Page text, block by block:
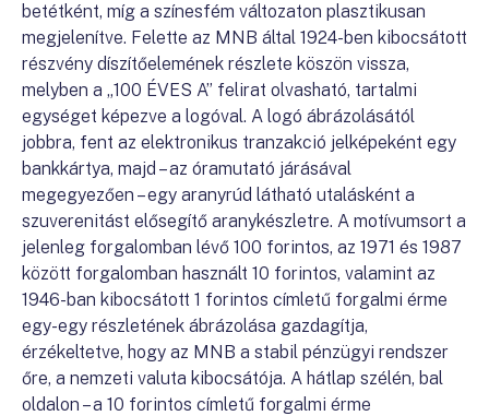
betétként, míg a színesfém változaton plasztikusan
megjelenítve. Felette az MNB által 1924-ben kibocsátott
részvény díszítőelemének részlete köszön vissza,
melyben a „100 ÉVES A” felirat olvasható, tartalmi
egységet képezve a logóval. A logó ábrázolásától
jobbra, fent az elektronikus tranzakció jelképeként egy
bankkártya, majd – az óramutató járásával
megegyezően – egy aranyrúd látható utalásként a
szuverenitást elősegítő aranykészletre. A motívumsort a
jelenleg forgalomban lévő 100 forintos, az 1971 és 1987
között forgalomban használt 10 forintos, valamint az
1946-ban kibocsátott 1 forintos címletű forgalmi érme
egy-egy részletének ábrázolása gazdagítja,
érzékeltetve, hogy az MNB a stabil pénzügyi rendszer
őre, a nemzeti valuta kibocsátója. A hátlap szélén, bal
oldalon – a 10 forintos címletű forgalmi érme